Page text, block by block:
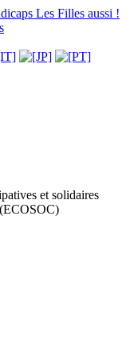
Les Filles aussi !
et solidaires